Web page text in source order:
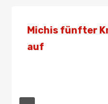
Michis fünfter
auf